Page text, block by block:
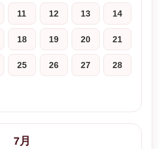
11 12 13 14
18 19 20 21
25 26 27 28
7月